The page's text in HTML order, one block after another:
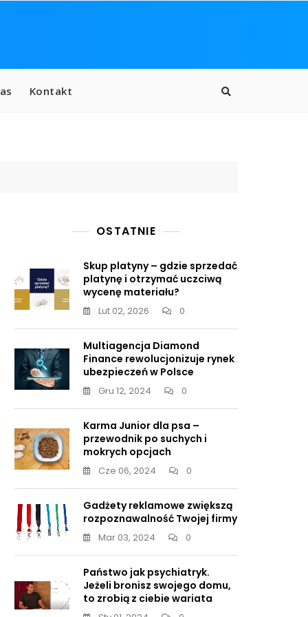
Kontakt
OSTATNIE
Skup platyny – gdzie sprzedać
platynę i otrzymać uczciwą
wycenę materiału?
Lut 02, 2026 0
Multiagencja Diamond
Finance rewolucjonizuje rynek
ubezpieczeń w Polsce
Gru 12, 2024 0
Karma Junior dla psa –
przewodnik po suchych i
mokrych opcjach
Cze 06, 2024 0
Gadżety reklamowe zwiększą
rozpoznawalność Twojej firmy
Mar 03, 2024 0
Państwo jak psychiatryk.
Jeżeli bronisz swojego domu,
to zrobią z ciebie wariata